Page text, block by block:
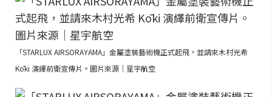
「STARLUX AIRSORAYAMA」金屬塗裝藝術機正式起飛，並請來木村光希
Kōki 演繹前衛宣傳片。圖片來源｜星宇航空